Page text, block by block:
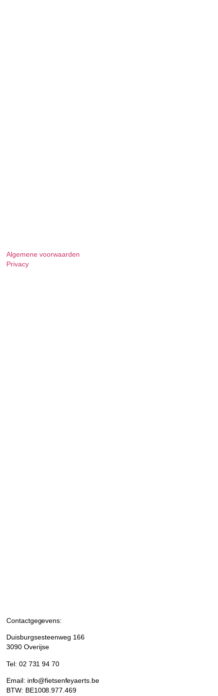
Contactgegevens:
Duisburgsesteenweg 166
3090 Overijse
Tel: 02 731 94 70
Email: info@fietsenfeyaerts.be
BTW: BE1008.977.469
Algemene voorwaarden
Privacy